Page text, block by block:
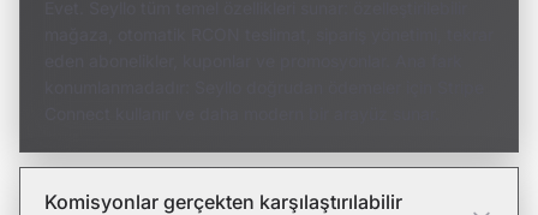
Komisyonlar gerçekten karşılaştırılabilir